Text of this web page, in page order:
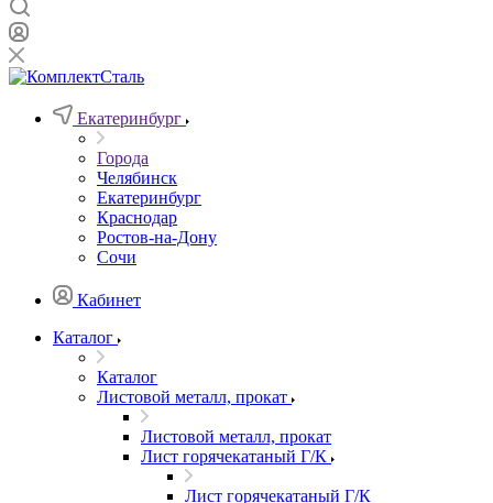
Екатеринбург
Города
Челябинск
Екатеринбург
Краснодар
Ростов-на-Дону
Сочи
Кабинет
Каталог
Каталог
Листовой металл, прокат
Листовой металл, прокат
Лист горячекатаный Г/К
Лист горячекатаный Г/К